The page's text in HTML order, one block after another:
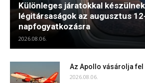
Különleges járatokkal
légitársaságok az augusztus
napfogyatkozásra
2026.08.06.
Az Apollo vásárolja fel
2026.08.06.